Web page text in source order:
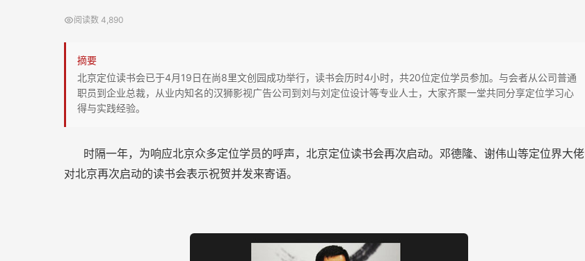
阅读数 4,890
摘要
北京定位读书会已于4月19日在尚8里文创园成功举行，读书会历时4小时，共20位定位学员参加。与会者从公司普通
职员到企业总裁，从业内知名的汉狮影视广告公司到刘与刘定位设计等专业人士，大家齐聚一堂共同分享定位学习心
得与实践经验。
时隔一年，为响应北京众多定位学员的呼声，北京定位读书会再次启动。邓德隆、谢伟山等定位界大佬
对北京再次启动的读书会表示祝贺并发来寄语。